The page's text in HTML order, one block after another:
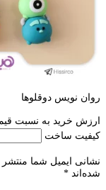
روان نویس دوقلوها
ارزش خرید به نسبت
کیفیت ساخت
نشانی ایمیل شما منتشر
شده‌اند *